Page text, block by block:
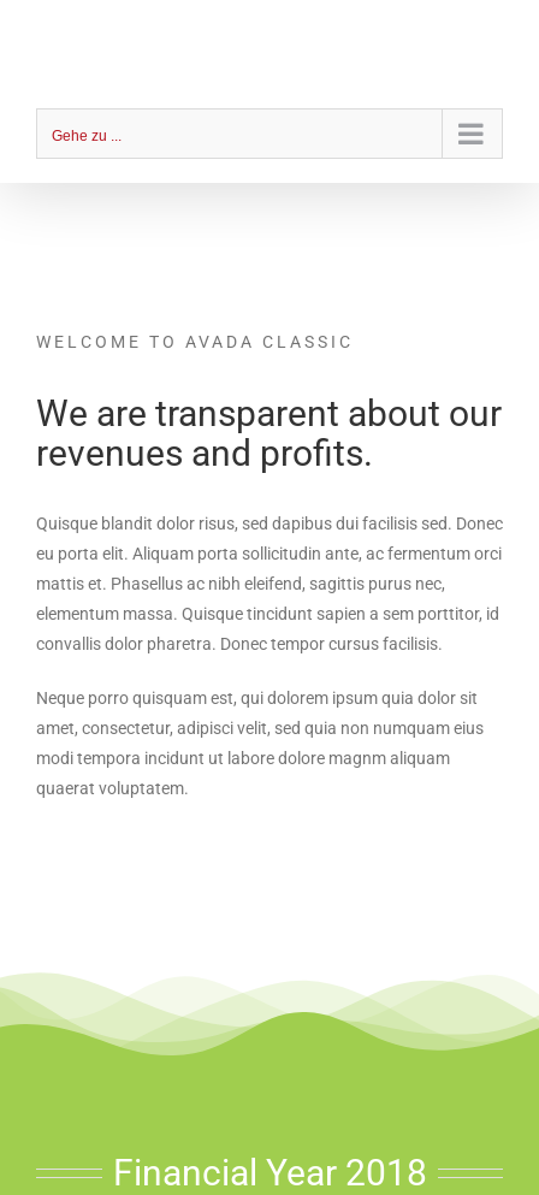
Gehe zu ...
WELCOME TO AVADA CLASSIC
We are transparent about our
revenues and profits.
Quisque blandit dolor risus, sed dapibus dui facilisis sed. Donec
eu porta elit. Aliquam porta sollicitudin ante, ac fermentum orci
mattis et. Phasellus ac nibh eleifend, sagittis purus nec,
elementum massa. Quisque tincidunt sapien a sem porttitor, id
convallis dolor pharetra. Donec tempor cursus facilisis.
Neque porro quisquam est, qui dolorem ipsum quia dolor sit
amet, consectetur, adipisci velit, sed quia non numquam eius
modi tempora incidunt ut labore dolore magnm aliquam
quaerat voluptatem.
Financial Year 2018